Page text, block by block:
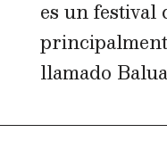
es un festival
llamado